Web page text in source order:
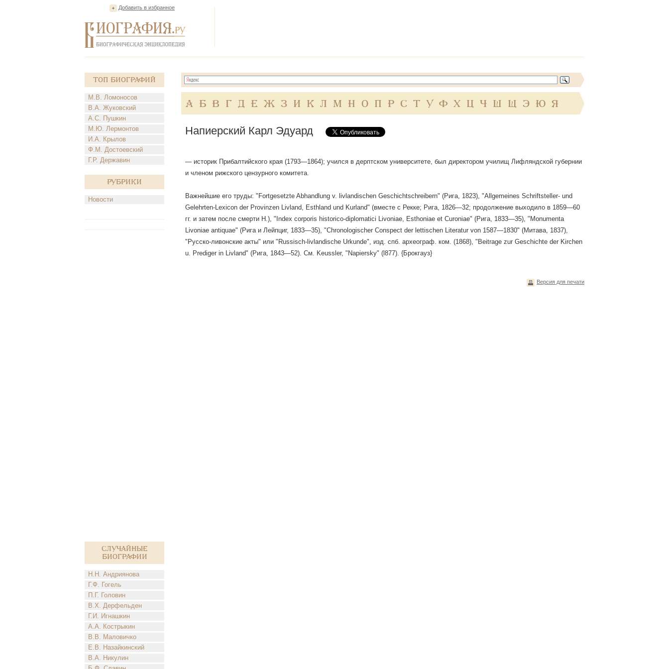
Добавить в избранное
Топ Биографий
М.В. Ломоносов
В.А. Жуковский
А.С. Пушкин
М.Ю. Лермонтов
И.А. Крылов
Ф.М. Достоевский
Г.Р. Державин
Рубрики
Новости
Случайные
биографии
Н.Н. Андриянова
Г.Ф. Гогель
П.Г. Головин
В.Х. Дерфельден
Г.И. Игнашкин
А.А. Кострыкин
В.В. Маловичко
Е.В. Назайкинский
В.А. Никулин
А Б В Г Д Е Ж З И К Л М Н О П Р С Т У Ф Х Ц Ч Ш Щ Э Ю Я
Напиерский Карл Эдуард
— историк Прибалтийского края (1793—1864); учился в дерптском университете, был директором училищ Лифляндской губернии
и членом рижского цензурного комитета.
Важнейшие его труды: "Fortgesetzte Abhandlung v. livlandischen Geschichtschreibern" (Рига, 1823), "Allgemeines Schriftsteller- und
Gelehrten-Lexicon der Provinzen Livland, Esthland und Kurland" (вместе с Рекке; Рига, 1826—32; продолжение выходило в 1859—60
гг. и затем после смерти H.), "Index сorporis historico-diplomatici Livoniae, Esthoniae et Curoniae" (Рига, 1833—35), "Mоnumenta
Livoniae antiquae" (Рига и Лейпциг, 1833—35), "Chronologischer Conspect der lettischen Literatur von 1587—1830" (Митава, 1837),
"Русско-ливонские акты" или "Russisch-livlandische Urkunde", изд. спб. археограф. ком. (1868), "Beitrage zur Geschichte der Kirchen
u. Prediger in Livland" (Рига, 1843—52). См. Keussler, "Napiersky" (l877). {Брокгауз}
Версия для печати